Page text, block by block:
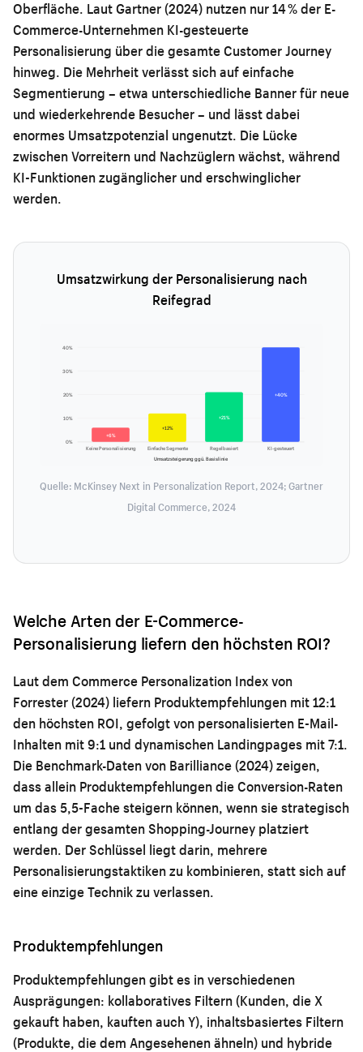
Oberfläche. Laut Gartner (2024) nutzen nur 14 % der E-
Commerce-Unternehmen KI-gesteuerte
Personalisierung über die gesamte Customer Journey
hinweg. Die Mehrheit verlässt sich auf einfache
Segmentierung – etwa unterschiedliche Banner für neue
und wiederkehrende Besucher – und lässt dabei
enormes Umsatzpotenzial ungenutzt. Die Lücke
zwischen Vorreitern und Nachzüglern wächst, während
KI-Funktionen zugänglicher und erschwinglicher
werden.
Umsatzwirkung der Personalisierung nach
Reifegrad
0%
10%
20%
30%
40%
+6%
Keine Personalisierung
+12%
Einfache Segmente
+21%
Regelbasiert
+40%
KI-gesteuert
Umsatzsteigerung ggü. Basislinie
Quelle: McKinsey Next in Personalization Report, 2024; Gartner
Digital Commerce, 2024
Welche Arten der E-Commerce-
Personalisierung liefern den höchsten ROI?
Laut dem Commerce Personalization Index von
Forrester (2024) liefern Produktempfehlungen mit 12:1
den höchsten ROI, gefolgt von personalisierten E-Mail-
Inhalten mit 9:1 und dynamischen Landingpages mit 7:1.
Die Benchmark-Daten von Barilliance (2024) zeigen,
dass allein Produktempfehlungen die Conversion-Raten
um das 5,5-Fache steigern können, wenn sie strategisch
entlang der gesamten Shopping-Journey platziert
werden. Der Schlüssel liegt darin, mehrere
Personalisierungstaktiken zu kombinieren, statt sich auf
eine einzige Technik zu verlassen.
Produktempfehlungen
Produktempfehlungen gibt es in verschiedenen
Ausprägungen: kollaboratives Filtern (Kunden, die X
gekauft haben, kauften auch Y), inhaltsbasiertes Filtern
(Produkte, die dem Angesehenen ähneln) und hybride